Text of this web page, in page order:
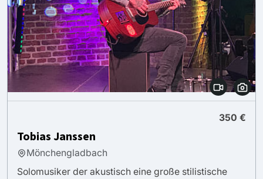
350 €
Tobias Janssen
Mönchengladbach
Solomusiker der akustisch eine große stilistische